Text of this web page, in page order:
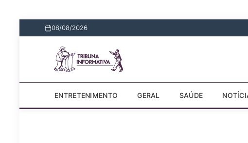
08/08/2026
ENTRETENIMENTO GERAL SAÚDE